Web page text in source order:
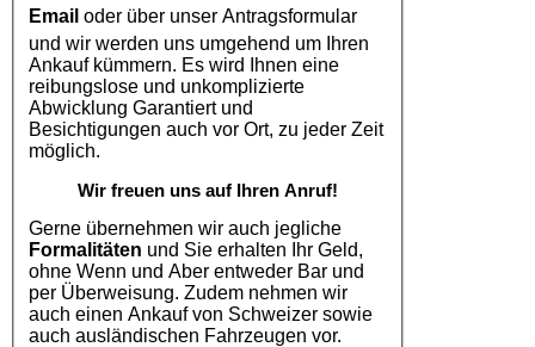
Email oder über unser Antragsformular
und wir werden uns umgehend um Ihren
Ankauf kümmern. Es wird Ihnen eine
reibungslose und unkomplizierte
Abwicklung Garantiert und
Besichtigungen auch vor Ort, zu jeder Zeit
möglich.
Wir freuen uns auf Ihren Anruf!
Gerne übernehmen wir auch jegliche
Formalitäten und Sie erhalten Ihr Geld,
ohne Wenn und Aber entweder Bar und
per Überweisung. Zudem nehmen wir
auch einen Ankauf von Schweizer sowie
auch ausländischen Fahrzeugen vor.